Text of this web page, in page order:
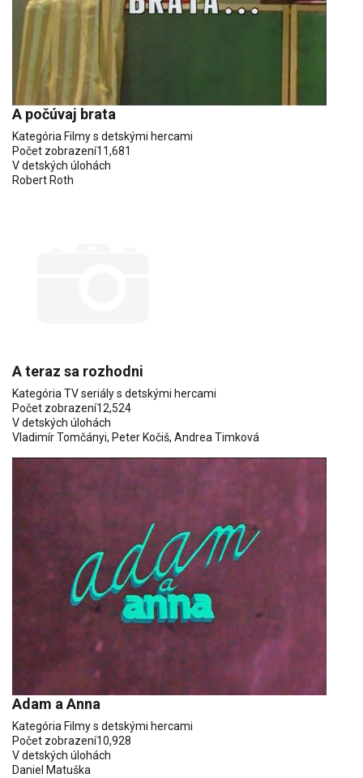
A počúvaj brata
Kategória Filmy s detskými hercami
Počet zobrazení11,681
V detských úlohách
Robert Roth
A teraz sa rozhodni
KategóriaTV seriály s detskými hercami
Počet zobrazení12,524
V detských úlohách
Vladimír Tomčányi, Peter Kočiš, Andrea Timková
Adam a Anna
Kategória Filmy s detskými hercami
Počet zobrazení10,928
V detských úlohách
Daniel Matuška